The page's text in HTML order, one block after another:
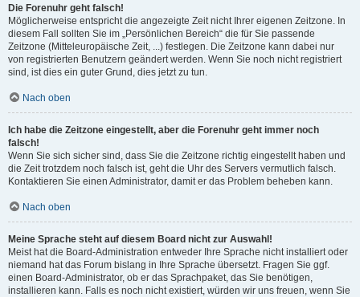
Die Forenuhr geht falsch!
Möglicherweise entspricht die angezeigte Zeit nicht Ihrer eigenen Zeitzone. In
diesem Fall sollten Sie im „Persönlichen Bereich“ die für Sie passende
Zeitzone (Mitteleuropäische Zeit, ...) festlegen. Die Zeitzone kann dabei nur
von registrierten Benutzern geändert werden. Wenn Sie noch nicht registriert
sind, ist dies ein guter Grund, dies jetzt zu tun.
Nach oben
Ich habe die Zeitzone eingestellt, aber die Forenuhr geht immer noch
falsch!
Wenn Sie sich sicher sind, dass Sie die Zeitzone richtig eingestellt haben und
die Zeit trotzdem noch falsch ist, geht die Uhr des Servers vermutlich falsch.
Kontaktieren Sie einen Administrator, damit er das Problem beheben kann.
Nach oben
Meine Sprache steht auf diesem Board nicht zur Auswahl!
Meist hat die Board-Administration entweder Ihre Sprache nicht installiert oder
niemand hat das Forum bislang in Ihre Sprache übersetzt. Fragen Sie ggf.
einen Board-Administrator, ob er das Sprachpaket, das Sie benötigen,
installieren kann. Falls es noch nicht existiert, würden wir uns freuen, wenn Sie